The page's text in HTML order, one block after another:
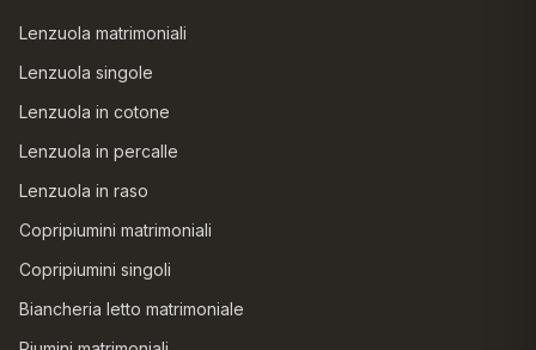
Lenzuola matrimoniali
Lenzuola singole
Lenzuola in cotone
Lenzuola in percalle
Lenzuola in raso
Copripiumini matrimoniali
Copripiumini singoli
Biancheria letto matrimoniale